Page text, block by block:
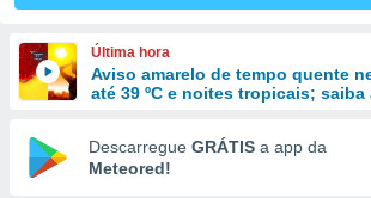
das
e
forma
digital
Última hora
Aviso amarelo de tempo quente
até 39 ºC e noites tropicais; saiba
Descarregue GRÁTIS a app da
Meteored!